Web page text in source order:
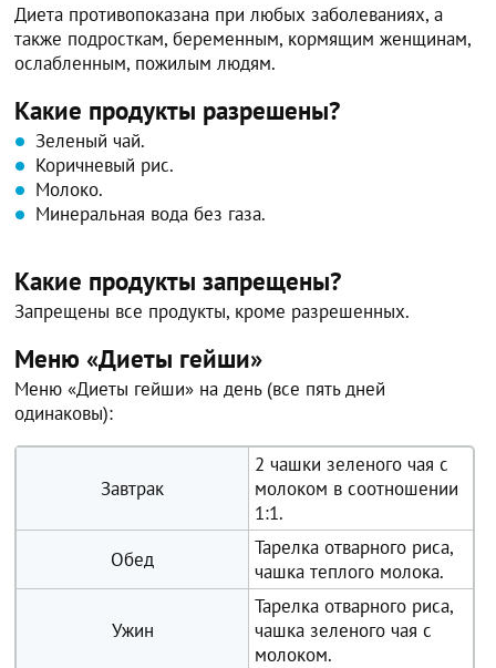
Диета противопоказана при любых заболеваниях, а
также подросткам, беременным, кормящим женщинам,
ослабленным, пожилым людям.
Какие продукты разрешены?
Зеленый чай.
Коричневый рис.
Молоко.
Минеральная вода без газа.
Какие продукты запрещены?
Запрещены все продукты, кроме разрешенных.
Меню «Диеты гейши»
Меню «Диеты гейши» на день (все пять дней
одинаковы):
Завтрак
2 чашки зеленого чая с
молоком в соотношении
1:1.
Обед
Тарелка отварного риса,
чашка теплого молока.
Ужин
Тарелка отварного риса,
чашка зеленого чая с
молоком.